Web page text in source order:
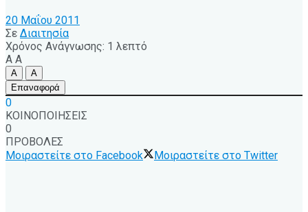
20 Μαΐου 2011
Σε Διαιτησία
Χρόνος Ανάγνωσης: 1 λεπτό
A A
A
A
Επαναφορά
0
ΚΟΙΝΟΠΟΙΗΣΕΙΣ
0
ΠΡΟΒΟΛΕΣ
Μοιραστείτε στο Facebook
Μοιραστείτε στο Twitter